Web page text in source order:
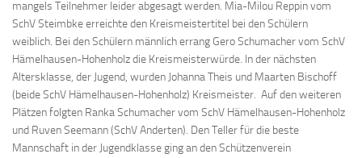
mangels Teilnehmer leider abgesagt werden. Mia-Milou Reppin vom
SchV Steimbke erreichte den Kreismeistertitel bei den Schülern
weiblich. Bei den Schülern männlich errang Gero Schumacher vom SchV
Hämelhausen-Hohenholz die Kreismeisterwürde. In der nächsten
Altersklasse, der Jugend, wurden Johanna Theis und Maarten Bischoff
(beide SchV Hämelhausen-Hohenholz) Kreismeister. Auf den weiteren
Plätzen folgten Ranka Schumacher vom SchV Hämelhausen-Hohenholz
und Ruven Seemann (SchV Anderten). Den Teller für die beste
Mannschaft in der Jugendklasse ging an den Schützenverein